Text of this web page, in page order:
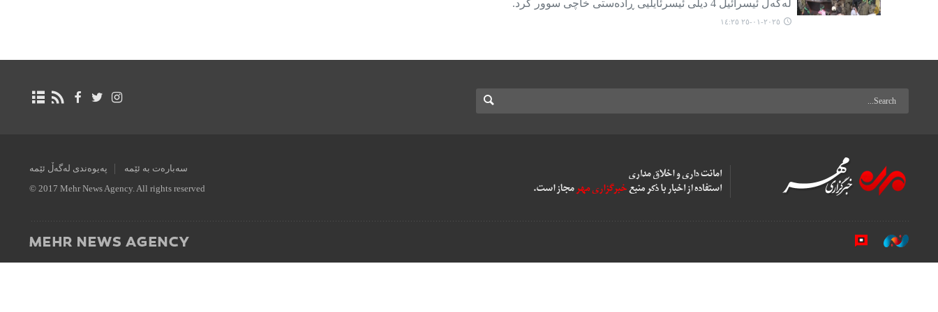
لەگەڵ ئیسرائیل 4 دیلی ئیسرئایلیی ڕادەستی خاچی سوور کرد.
٢٠٢٥-٠١-٢٥ ١٤:٢٥
سەبارەت بە ئێمە پەیوەندی لەگەڵ ئێمە
© 2017 Mehr News Agency. All rights reserved